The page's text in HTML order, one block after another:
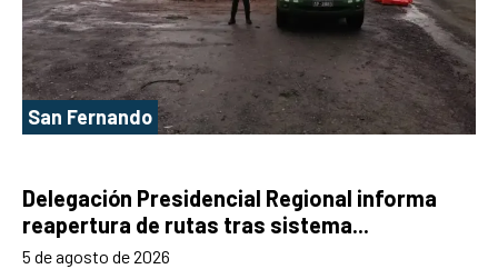
San Fernando
Delegación Presidencial Regional informa
reapertura de rutas tras sistema...
5 de agosto de 2026